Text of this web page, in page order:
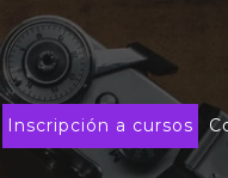
Inscripción a cursos